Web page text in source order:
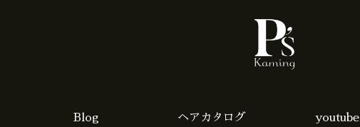
Blog ヘアカタログ youtube